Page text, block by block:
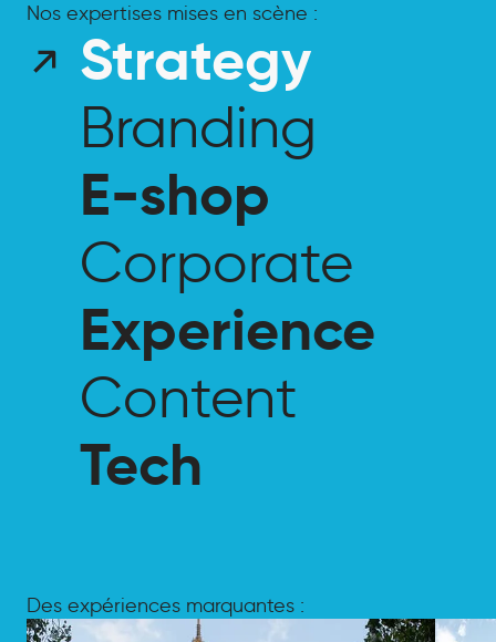
Nos expertises mises en scène :
Strategy
Strategy
Branding
Branding
E-shop
E-shop
Corporate
Corporate
Experience
Experience
Content
Content
Tech
Tech
Des expériences marquantes :